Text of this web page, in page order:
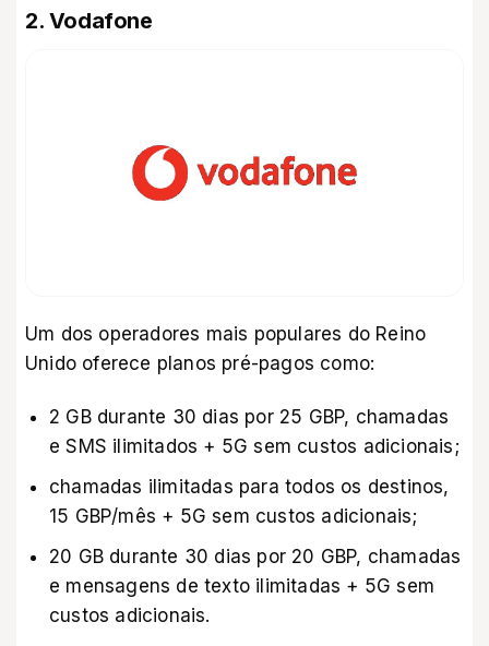
2. Vodafone
Um dos operadores mais populares do Reino
Unido oferece planos pré-pagos como:
2 GB durante 30 dias por 25 GBP, chamadas
e SMS ilimitados + 5G sem custos adicionais;
chamadas ilimitadas para todos os destinos,
15 GBP/mês + 5G sem custos adicionais;
20 GB durante 30 dias por 20 GBP, chamadas
e mensagens de texto ilimitadas + 5G sem
custos adicionais.